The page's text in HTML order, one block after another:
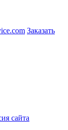
Заказать
сайта